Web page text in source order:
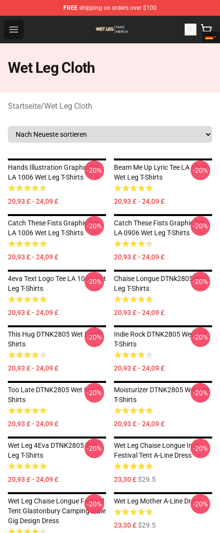
FREE shipping on orders over $100
Open menu
Wet Leg Shop - Official Wet Leg Merchandise Store
Wet Leg Cloth
Startseite/Wet Leg Cloth
Hands Illustration Graphic Tee
LA 1006 Wet Leg T-Shirts
20,93 £ - 24,09 £
-20%
Beam Me Up Lyric Tee LA 1006
Wet Leg T-Shirts
20,93 £ - 24,09 £
-20%
Catch These Fists Graphic Tee
LA 1006 Wet Leg T-Shirts
20,93 £ - 24,09 £
-20%
Catch These Fists Graphic Tee
LA 0906 Wet Leg T-Shirts
20,93 £ - 24,09 £
-20%
4eva Text Logo Tee LA 1006 Wet
Leg T-Shirts
20,93 £ - 24,09 £
-20%
Chaise Longue DTNk2805 Wet
Leg T-Shirts
20,93 £ - 24,09 £
-20%
This Hug DTNK2805 Wet Leg T-
Shirts
20,93 £ - 24,09 £
-20%
Indie Rock DTNK2805 Wet Leg
T-Shirts
20,93 £ - 24,09 £
-20%
Too Late DTNK2805 Wet Leg T-
Shirts
20,93 £ - 24,09 £
-20%
Moisturizer DTNK2805 Wet Leg
T-Shirts
20,93 £ - 24,09 £
-20%
Wet Leg 4Eva DTNK2805 Wet
Leg T-Shirts
20,93 £ - 24,09 £
-20%
Wet Leg Chaise Longue In A
Festival Tent A-Line Dress
23,30 £$29.5
-20%
Wet Leg Chaise Longue Festival
Tent Glastonbury Camping Indie
Gig Design Dress
-20% Wet Leg Mother A-Line Dress
23,30 £$29.5
-20%